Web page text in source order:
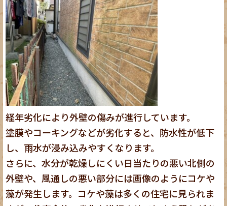
経年劣化により外壁の傷みが進行しています。
塗膜やコーキングなどが劣化すると、防水性が低下
し、雨水が浸み込みやすくなります。
さらに、水分が乾燥しにくい日当たりの悪い北側の
外壁や、風通しの悪い部分には画像のようにコケや
藻が発生します。コケや藻は多くの住宅に見られま